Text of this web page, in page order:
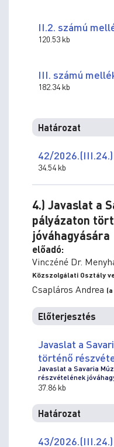
II.2. számú
120.53 kb
III. számú
182.34 kb
Határozat
42/
34.54 kb
4.) Javaslat a
pályázaton
jóváhagyására
előadó:
Vinczéné Dr.
Közszolgálati Osztály
Csapláros Andrea
Előterjesztés
Javaslat a
történő
Javaslat a Savaria
részvételének
37.86 kb
Határozat
43/